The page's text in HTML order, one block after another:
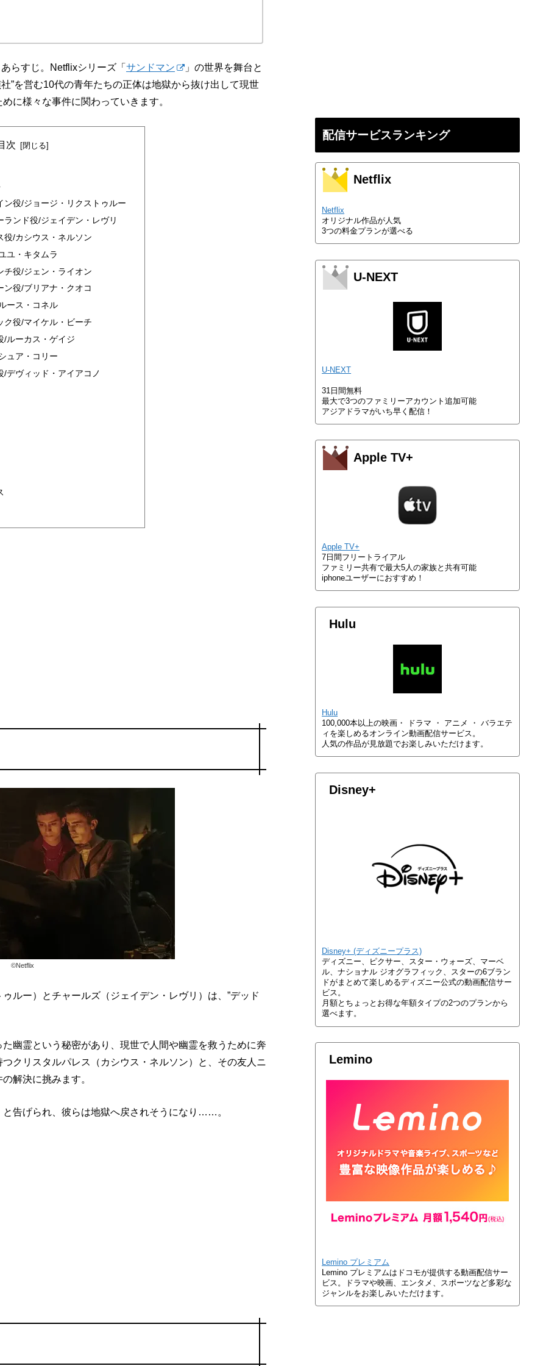
らすじ。Netflixシリーズ「 サンドマン
」の世界を舞台と
”を営む10代の青年たちの正体は地獄から抜け出して現世
に様々な事件に関わっていきます。
次
ン役/ジョージ・リクストゥルー
ランド役/ジェイデン・レヴリ
役/カシウス・ネルソン
ユ・キタムラ
チ役/ジェン・ライオン
ン役/ブリアナ・クオコ
ース・コネル
ク役/マイケル・ビーチ
/ルーカス・ゲイジ
ュア・コリー
/デヴィッド・アイアコノ
©︎Netflix
ルー）とチャールズ（ジェイデン・レヴリ）は、”デッド
幽霊という秘密があり、現世で人間や幽霊を救うために奔
クリスタルパレス（カシウス・ネルソン）と、その友人ニ
解決に挑みます。
告げられ、彼らは地獄へ戻されそうになり……。
配信サービスランキング
Netflix
Netflix
オリジナル作品が人気
3つの料金プランが選べる
U-NEXT
U-NEXT
31日間無料
最大で3つのファミリーアカウント追加可能
アジアドラマがいち早く配信！
Apple TV+
Apple TV+
7日間フリートライアル
ファミリー共有で最大5人の家族と共有可能
iphoneユーザーにおすすめ！
Hulu
Hulu
100,000本以上の映画・ ドラマ ・ アニメ ・ バラエテ
ィを楽しめるオンライン動画配信サービス。
人気の作品が見放題でお楽しみいただけます。
Disney+
Disney+ (ディズニープラス)
ディズニー、ピクサー、スター・ウォーズ、マーベ
ル、ナショナル ジオグラフィック、スターの6ブラン
ドがまとめて楽しめるディズニー公式の動画配信サー
ビス。
月額とちょっとお得な年額タイプの2つのプランから
選べます。
Lemino
Lemino プレミアム
Lemino プレミアムはドコモが提供する動画配信サー
ビス。ドラマや映画、エンタメ、スポーツなど多彩な
ジャンルをお楽しみいただけます。